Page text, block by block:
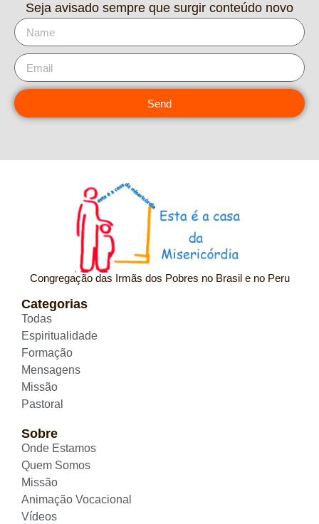
Seja avisado sempre que surgir conteúdo novo
Send
Congregação das Irmãs dos Pobres no Brasil e no Peru
Categorias
Todas
Espiritualidade
Formação
Mensagens
Missão
Pastoral
Sobre
Onde Estamos
Quem Somos
Missão
Animação Vocacional
Vídeos